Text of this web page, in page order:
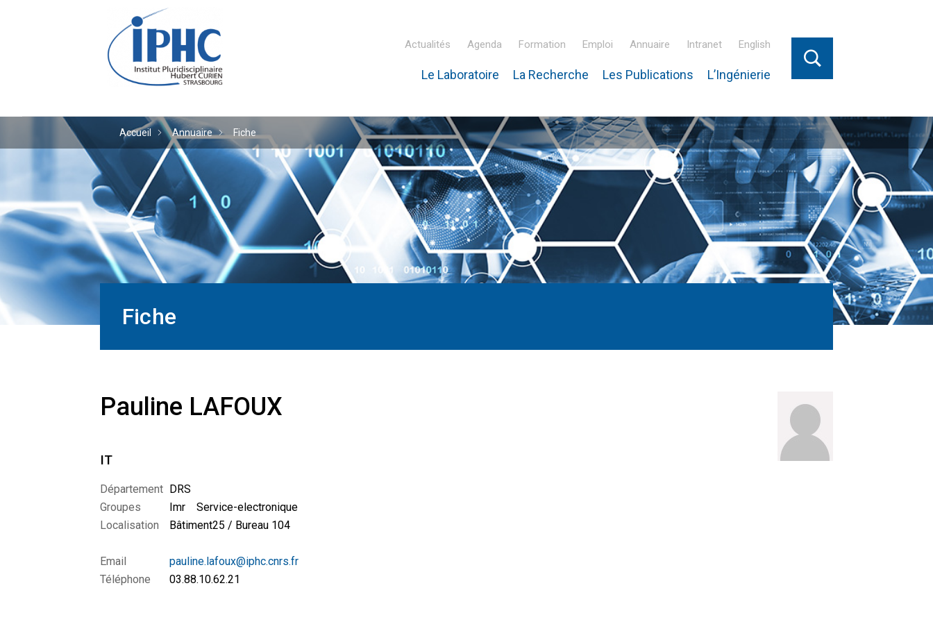
Institut pluridisciplinaire Hubert Curien – IPHC
Actualités Agenda Formation Emploi Annuaire Intranet English
Le Laboratoire La Recherche Les Publications L’Ingénierie
Accueil Annuaire Fiche
Fiche
Pauline LAFOUX
IT
Département DRS
Groupes
Imr
Service-electronique
Localisation
Bâtiment25 / Bureau 104
Email
pauline.lafoux@iphc.cnrs.fr
Téléphone
03.88.10.62.21